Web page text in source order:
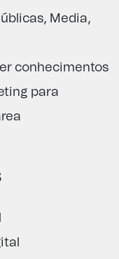
Media,
conhecimentos
para